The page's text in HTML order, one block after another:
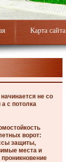
Карта сайта
не со
а с потолка
ворот:
защиты,
места и